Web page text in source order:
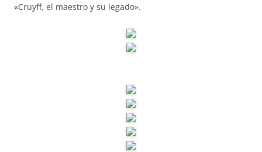
«Cruyff, el maestro y su legado».